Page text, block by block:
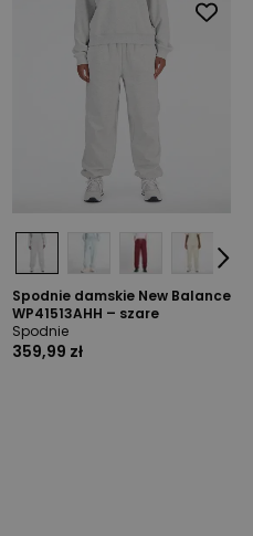
Spodnie damskie New Balance
WP41513AHH – szare
Spodnie
359,99 zł